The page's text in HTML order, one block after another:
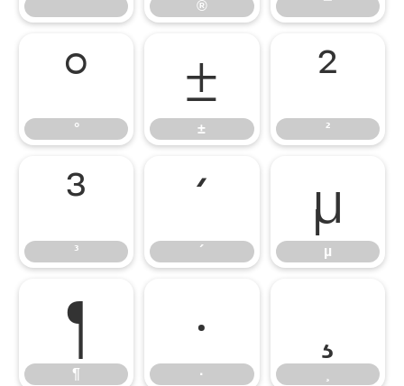
® ¯
°
°
±
±
²
²
³
³
´
´
µ
µ
¶
¶
·
·